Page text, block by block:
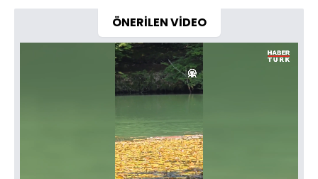
ÖNERİLEN VİDEO
Yüklendi:
58.12%